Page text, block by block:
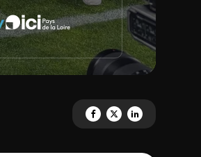
Partagez 'Le Mans FC, le
Partagez 'Le Mans FC,
Partagez 'Le Mans